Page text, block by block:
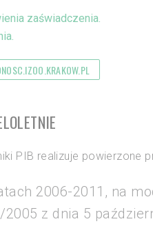
zaświadczenia.
PIB realizuje powierzone
2006-2011, na
2005 z dnia 5